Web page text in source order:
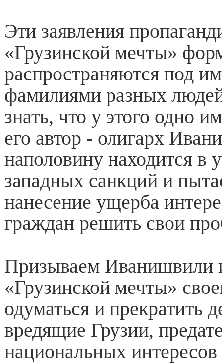
Эти заявления
«Грузинской мечты»
распространяются под
фамилиями разных
знать, что у этого одно
его автор - олигарх
наполовину находится в
западных санкций и
нанесение ущерба
граждан решить свои
Призываем Иванишвили
«Грузинской мечты»
одуматься и прекратить
вредящие Грузии,
национальных интересов